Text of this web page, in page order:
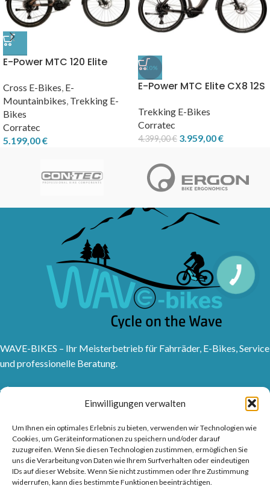
Einwilligungen verwalten
Um Ihnen ein optimales Erlebnis zu bieten, verwenden wir Technologien wie
Cookies, um Geräteinformationen zu speichern und/oder darauf
zuzugreifen. Wenn Sie diesen Technologien zustimmen, ermöglichen Sie
uns die Verarbeitung von Daten wie Ihrem Surfverhalten oder eindeutigen
IDs auf dieser Website. Wenn Sie nicht zustimmen oder Ihre Zustimmung
widerrufen, kann dies bestimmte Funktionen beeinträchtigen.
E-Power MTC 120 Elite
Cross E-Bikes, E-
Mountainbikes, Trekking E-
Bikes
Corratec
5.199,00€
-10%
E-Power MTC Elite CX8 12S
Trekking E-Bikes
Corratec
4.399,00€ 3.959,00€
WAVE-BIKES – Ihr Meisterbetrieb für Fahrräder, E-Bikes, Service
und professionelle Beratung.
Sanddornweg 10, 53773 Hennef (Sieg)
Tel: 02242 9176417
Tel: 02241315150
info@wave-bikes.de